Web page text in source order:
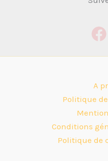
A
Politique
Conditions
Politique de